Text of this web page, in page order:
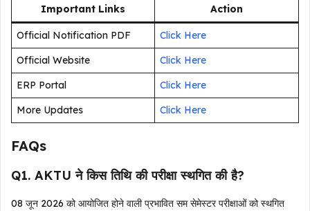
Important Links Action
Official Notification PDF
Click Here
Official Website
Click Here
ERP Portal
Click Here
More Updates
Click Here
FAQs
Q1. AKTU ने किस तिथि की परीक्षा स्थगित की है?
08 जून 2026 को आयोजित होने वाली प्रभावित सम सेमेस्टर परीक्षाओं को स्थगित